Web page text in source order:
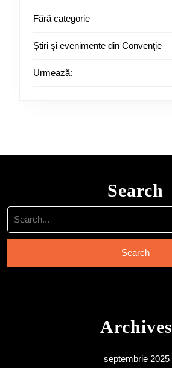
Fără categorie
Ştiri şi evenimente din Convenţie
Urmează:
Search
Search
for:
Archives
septembrie 2025